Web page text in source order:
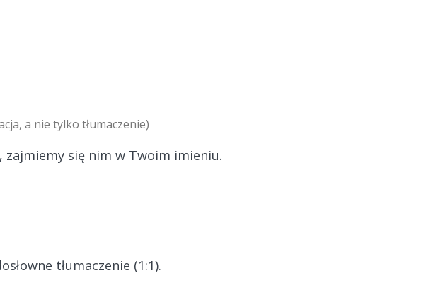
a nie tylko tłumaczenie)
zajmiemy się nim w Twoim imieniu.
tłumaczenie (1:1).